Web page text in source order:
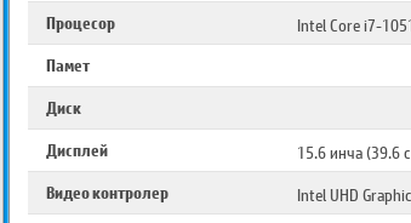
Процесор
Intel Core i7-
Памет
Диск
Дисплей
15.6 инча (39.6
Видео контролер
Intel UHD